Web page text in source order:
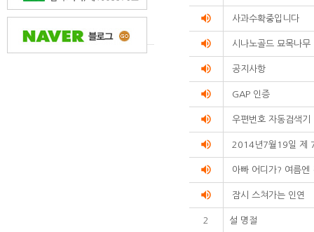
volume_up 사과수확중입니다
volume_up 시나노골드 묘목나무
volume_up 공지사항
volume_up GAP 인증
volume_up 우편번호 자동검
volume_up 2014년7월19일 제
volume_up 아빠 어디가? 여름엔
volume_up 잠시 스쳐가는 인연
2 설 명절